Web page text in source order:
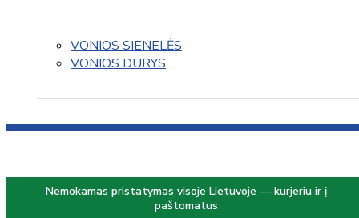
VONIOS SIENELĖS
VONIOS DURYS
Nemokamas pristatymas visoje Lietuvoje — kurjeriu ir į
paštomatus